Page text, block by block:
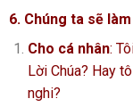
6. Chúng ta sẽ
Cho cá nhân:
Lời Chúa? Hay
nghi?